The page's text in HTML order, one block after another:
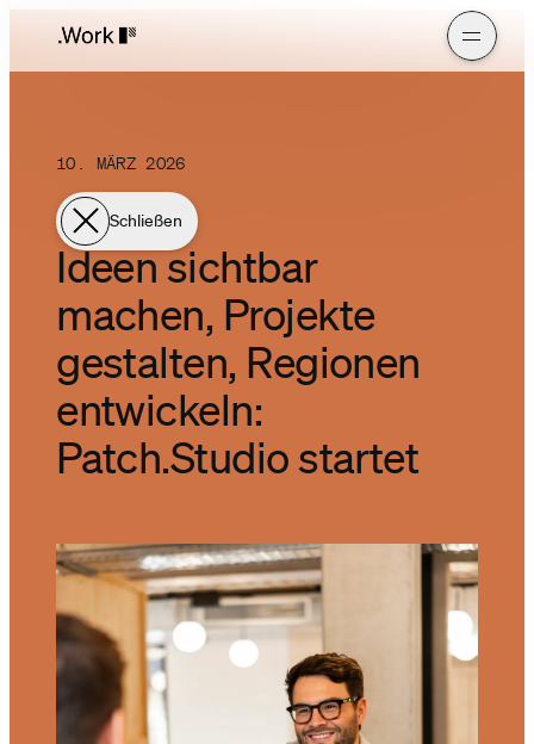
10. MÄRZ 2026
Schließen
Ideen sichtbar
machen, Projekte
gestalten, Regionen
entwickeln:
Patch.Studio startet